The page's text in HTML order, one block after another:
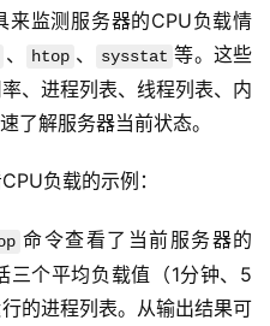
来监测服务器的CPU负载情
、 htop 、 sysstat 等。这些
、进程列表、线程列表、内
了解服务器当前状态。
负载的示例：
命令查看了当前服务器的
三个平均负载值（1分钟、5
的进程列表。从输出结果可